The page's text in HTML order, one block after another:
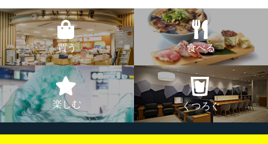
買う 食べる
楽しむ くつろぐ